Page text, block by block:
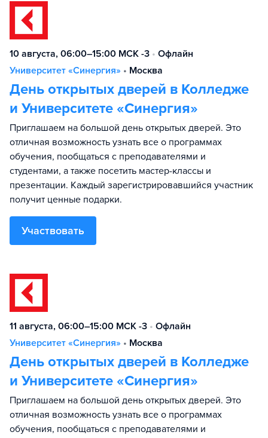
10 августа, 06:00–15:00 МСК -3 • Офлайн
Университет «Синергия» • Москва
День открытых дверей в Колледже
и Университете «Синергия»
Приглашаем на большой день открытых дверей. Это
отличная возможность узнать все о программах
обучения, пообщаться с преподавателями и
студентами, а также посетить мастер-классы и
презентации. Каждый зарегистрировавшийся участник
получит ценные подарки.
Участвовать
11 августа, 06:00–15:00 МСК -3 • Офлайн
Университет «Синергия» • Москва
День открытых дверей в Колледже
и Университете «Синергия»
Приглашаем на большой день открытых дверей. Это
отличная возможность узнать все о программах
обучения, пообщаться с преподавателями и